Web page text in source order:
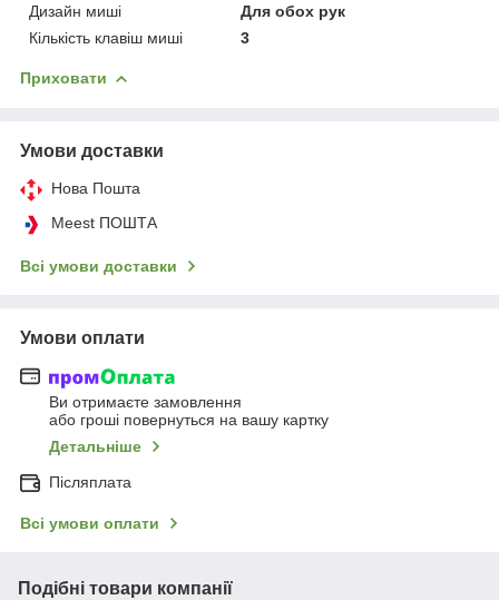
Дизайн миші
Для обох рук
Кількість клавіш миші
3
Приховати
Умови доставки
Нова Пошта
Meest ПОШТА
Всі умови доставки
Умови оплати
Ви отримаєте замовлення
або гроші повернуться на вашу картку
Детальніше
Післяплата
Всі умови оплати
Подібні товари компанії